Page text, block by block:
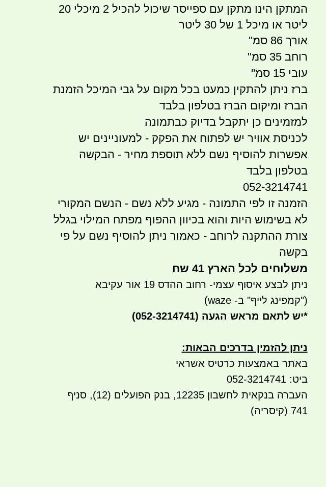
המתקן הינו מתקן עם ספייסר שיכול להכיל 2 מיכלי 20
ליטר או מיכל 1 של 30 ליטר
אורך 86 סמ''
רוחב 35 סמ''
עובי 15 סמ''
ברז ניתן להתקין כמעט בכל מקום על גבי המיכל הזמנת
הברז ומיקום הברז בטלפון בלבד
למזמינים כן יתקבל בדיוק כבתמונה
לכניסת אוויר יש לפתוח את הפקק - למעוניינים יש
אפשרות להוסיף נשם ללא תוספת מחיר - הבקשה
בטלפון בלבד
052-3214741
הזמנה זו לפי התמונה - מגיע ללא נשם - הנשם המקורי
לא בשימוש היות והוא בכיוון ההפוף מפתח המילוי בגלל
צורת ההתקנה לרוחב - כאמור ניתן להוסיף נשם על פי
בקשה
משלוחים לכל הארץ 41 שח
ניתן לבצע איסוף עצמי- רחוב ההדס 19 אור עקיבא
("קמפינג לייף" ב- waze)
*יש לתאם מראש הגעה (052-3214741)
ניתן להזמין בדרכים הבאות:
באתר באמצעות כרטיס אשראי
ביט: 052-3214741
העברה בנקאית לחשבון 12235, בנק הפועלים (12), סניף
741 (קיסריה)